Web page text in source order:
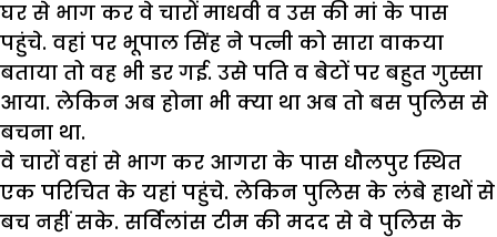
घर से भाग कर वे चारों माधवी व उस की मां के पास
पहुंचे. वहां पर भूपाल सिंह ने पत्नी को सारा वाकया
बताया तो वह भी डर गई. उसे पति व बेटों पर बहुत गुस्सा
आया. लेकिन अब होना भी क्या था अब तो बस पुलिस से
बचना था.
वे चारों वहां से भाग कर आगरा के पास धौलपुर स्थित
एक परिचित के यहां पहुंचे. लेकिन पुलिस के लंबे हाथों से
बच नहीं सके. सर्विलांस टीम की मदद से वे पुलिस के